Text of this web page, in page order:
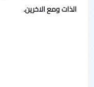
الذات ومع الاخرين.